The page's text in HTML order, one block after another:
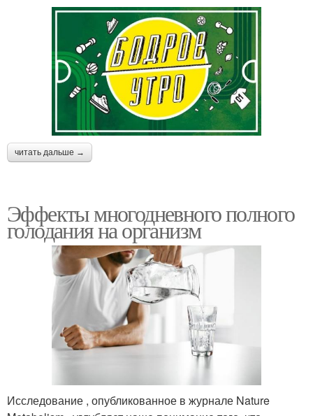
читать дальше →
Эффекты многодневного полного
голодания на организм
Исследование , опубликованное в журнале Nature